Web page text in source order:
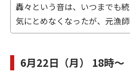
轟々という音は、いつまでも
気にとめなくなったが、元漁
6月22日（月） 18時～